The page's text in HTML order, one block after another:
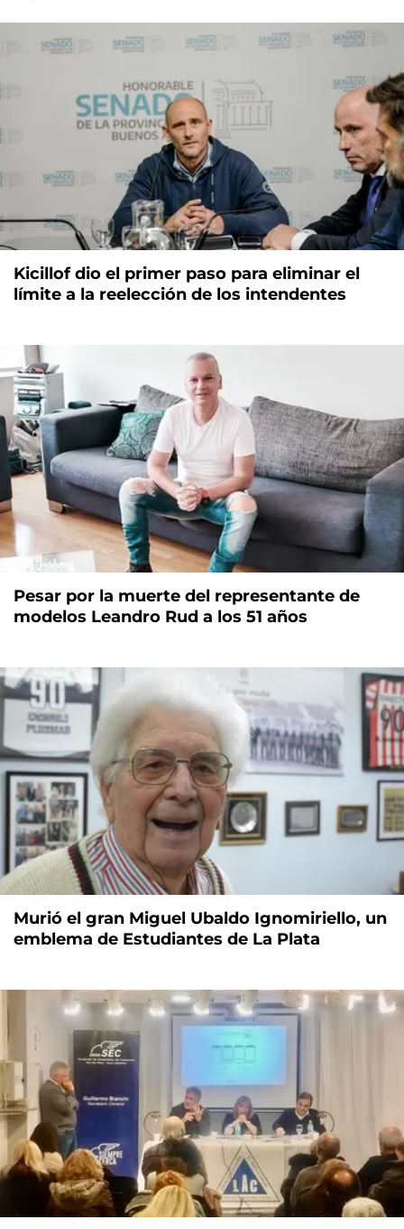
Kicillof dio el primer paso para eliminar el
límite a la reelección de los intendentes
Pesar por la muerte del representante de
modelos Leandro Rud a los 51 años
Murió el gran Miguel Ubaldo Ignomiriello, un
emblema de Estudiantes de La Plata